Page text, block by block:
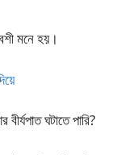
মনে হয়।
ঘটাতে পারি?